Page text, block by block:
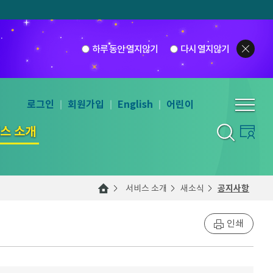
하루 동안 열지않기 다시 열지않기
소개
로그인 회원가입 English 어린이
서비스 소개 새소식 공지사항
인쇄